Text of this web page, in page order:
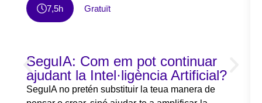
7,5h Gratuït
SeguIA: Com em pot continuar
ajudant la Intel·ligència Artificial?
SeguIA no pretén substituir la teua manera de